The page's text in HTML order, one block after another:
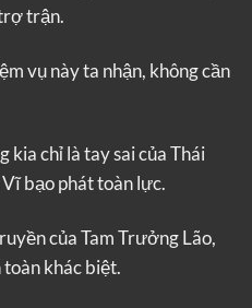
trận.
vụ này ta nhận, không cần
kia chỉ là tay sai của Thái
bạo phát toàn lực.
của Tam Trưởng Lão,
toàn khác biệt.